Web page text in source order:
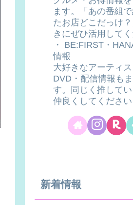
ます。「あの番組
たお店どこだっけ
きにぜひ活用してく
・ BE:FIRST・
情報
大好きなアーティス
DVD・配信情報も
す。同じく推して
仲良くしてください
新着情報